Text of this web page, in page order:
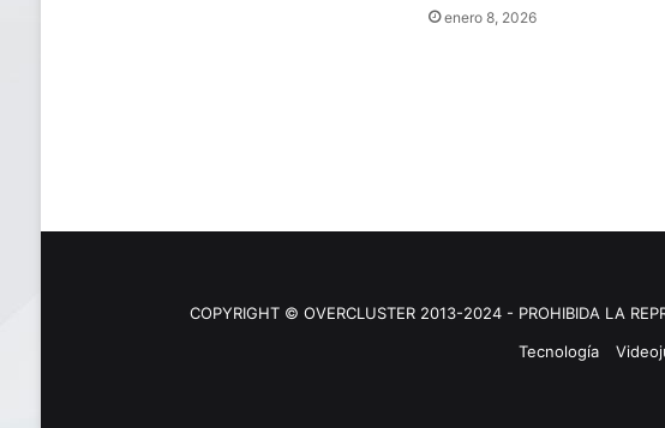
enero 8, 2026
COPYRIGHT © OVERCLUSTER 2013-2024 - PROHIBIDA LA
Tecnología